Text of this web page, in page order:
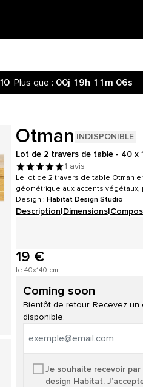
Plus que :00j19h11m05s
notre site ! Cliquez ici.
Otman INDISPONIBLE
Lot de 2 travers de table - 40 x
1 avis
Le lot de 2 travers de table Otman
géométrique aux accents végétaux,
Design : Habitat Design Studio
Description|Dimensions|
19 €
le 40x140 cm
Coming soon
Bientôt de retour. Recevez
disponible.
Je souhaite recevoir
design Habitat.